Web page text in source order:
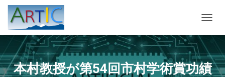
ビ
ー
シ
ョ
本村教授が第54回市村学術賞功績